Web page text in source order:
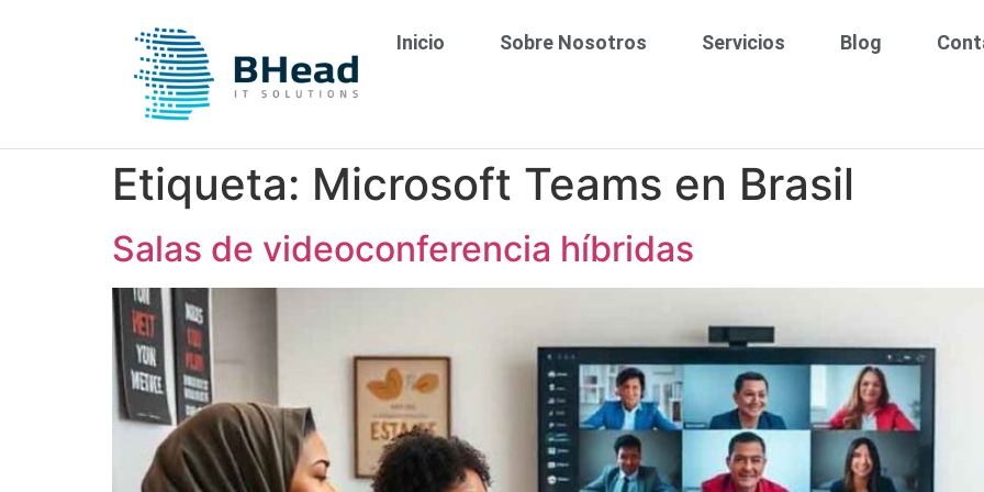
Inicio Sobre Nosotros Servicios Blog
Etiqueta: Microsoft Teams en Brasil
Salas de videoconferencia híbridas